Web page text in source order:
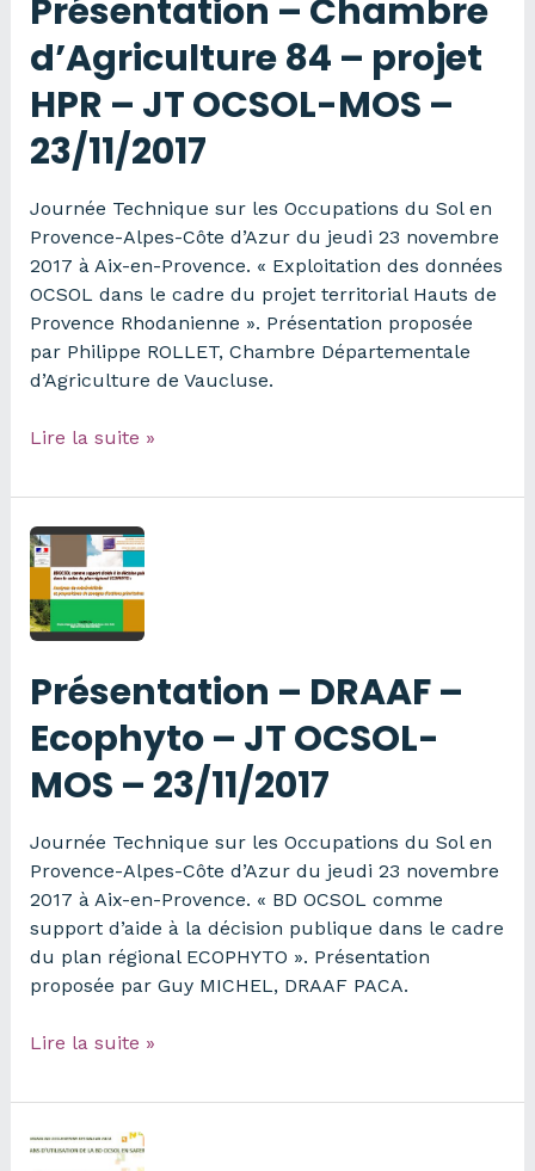
Présentation – Chambre
d’Agriculture 84 – projet
HPR – JT OCSOL-MOS –
23/11/2017
Journée Technique sur les Occupations du Sol en
Provence-Alpes-Côte d’Azur du jeudi 23 novembre
2017 à Aix-en-Provence. « Exploitation des données
OCSOL dans le cadre du projet territorial Hauts de
Provence Rhodanienne ». Présentation proposée
par Philippe ROLLET, Chambre Départementale
d’Agriculture de Vaucluse.
Présentation
Chambre
d’Agriculture
84
projet
HPR
JT
OCSOL-
MOS
–
Lire la suite »
Présentation – DRAAF –
Ecophyto – JT OCSOL-
MOS – 23/11/2017
Journée Technique sur les Occupations du Sol en
Provence-Alpes-Côte d’Azur du jeudi 23 novembre
2017 à Aix-en-Provence. « BD OCSOL comme
support d’aide à la décision publique dans le cadre
du plan régional ECOPHYTO ». Présentation
proposée par Guy MICHEL, DRAAF PACA.
Présentation
DRAAF
Ecophyto
Lire la suite »